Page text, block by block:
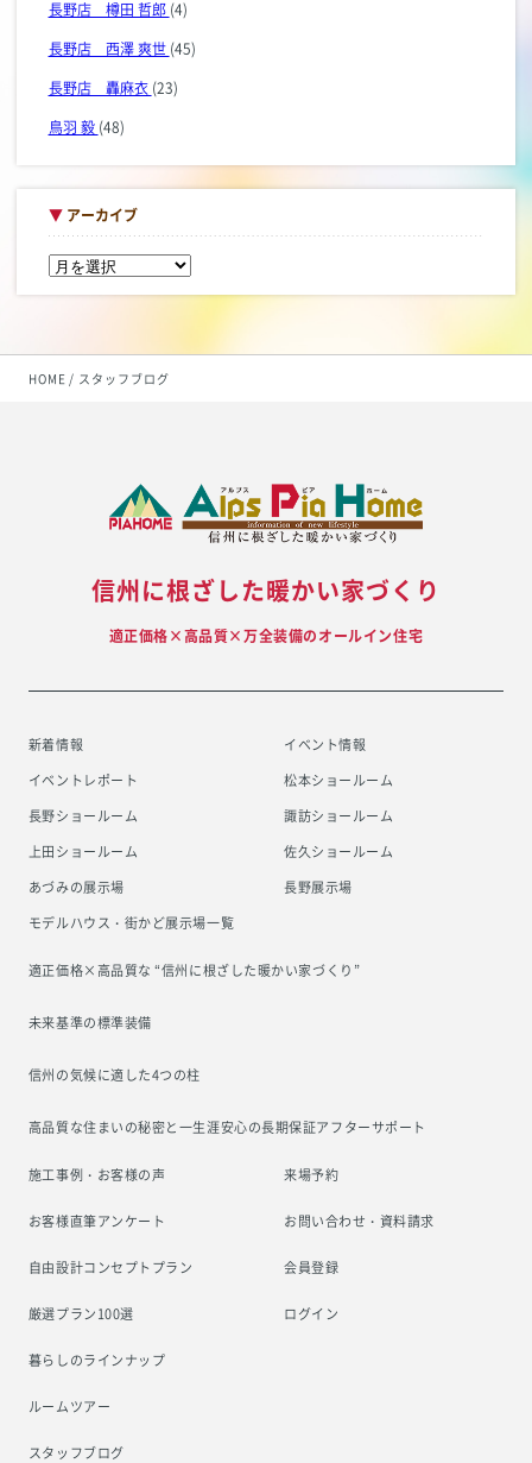
HOME スタッフブログ
長野店 樽田 哲郎 (4)
長野店 西澤 爽世 (45)
長野店 轟麻衣 (23)
鳥羽 毅 (48)
▼アーカイブ
信州に根ざした暖かい家づくり
適正価格×高品質×万全装備のオールイン住宅
新着情報
イベント情報
イベントレポート
松本ショールーム
長野ショールーム
諏訪ショールーム
上田ショールーム
佐久ショールーム
あづみの展示場
長野展示場
モデルハウス・街かど展示場一覧
適正価格×高品質な “信州に根ざした暖かい家づくり”
未来基準の標準装備
信州の気候に適した4つの柱
高品質な住まいの秘密と一生涯安心の長期保証アフターサポート
施工事例・お客様の声
お客様直筆アンケート
自由設計コンセプトプラン
厳選プラン100選
暮らしのラインナップ
ルームツアー
スタッフブログ
来場予約
お問い合わせ・資料請求
会員登録
ログイン